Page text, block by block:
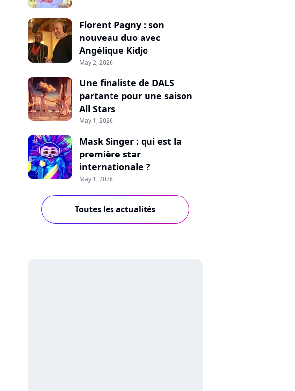
Florent Pagny : son
nouveau duo avec
Angélique Kidjo
May 2, 2026
Une finaliste de DALS
partante pour une saison
All Stars
May 1, 2026
Mask Singer : qui est la
première star
internationale ?
May 1, 2026
Toutes les actualités